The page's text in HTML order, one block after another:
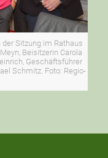
Sitzung im Rathaus
Beisitzerin Carola
Geschäftsführer
Schmitz. Foto: Regio-